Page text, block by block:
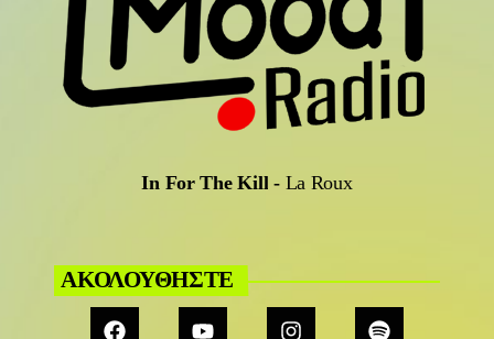
In For The Kill - La Roux
ΑΚΟΛΟΥΘΗΣΤΕ